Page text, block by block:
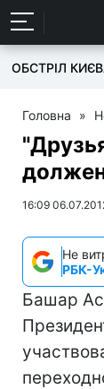
ОБСТРІЛ
Головна »
16:09
Не
РБК-
Башар